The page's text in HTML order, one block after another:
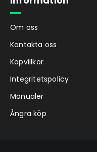
Om oss
Kontakta oss
Köpvillkor
Integritetspolicy
Manualer
Ångra köp